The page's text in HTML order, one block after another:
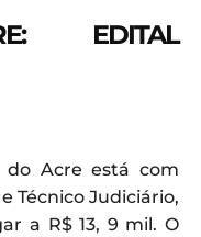
EDITAL
do Acre está com
Técnico Judiciário,
a R$ 13, 9 mil. O